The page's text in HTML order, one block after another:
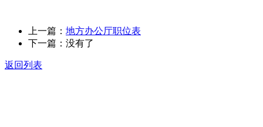
上一篇： 地方办公厅职位表
下一篇：没有了
返回列表